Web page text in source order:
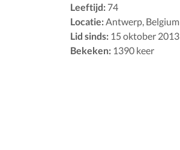
Leeftijd: 74
Locatie: Antwerp, Belgium
Lid sinds: 15 oktober 2013
Bekeken: 1390 keer